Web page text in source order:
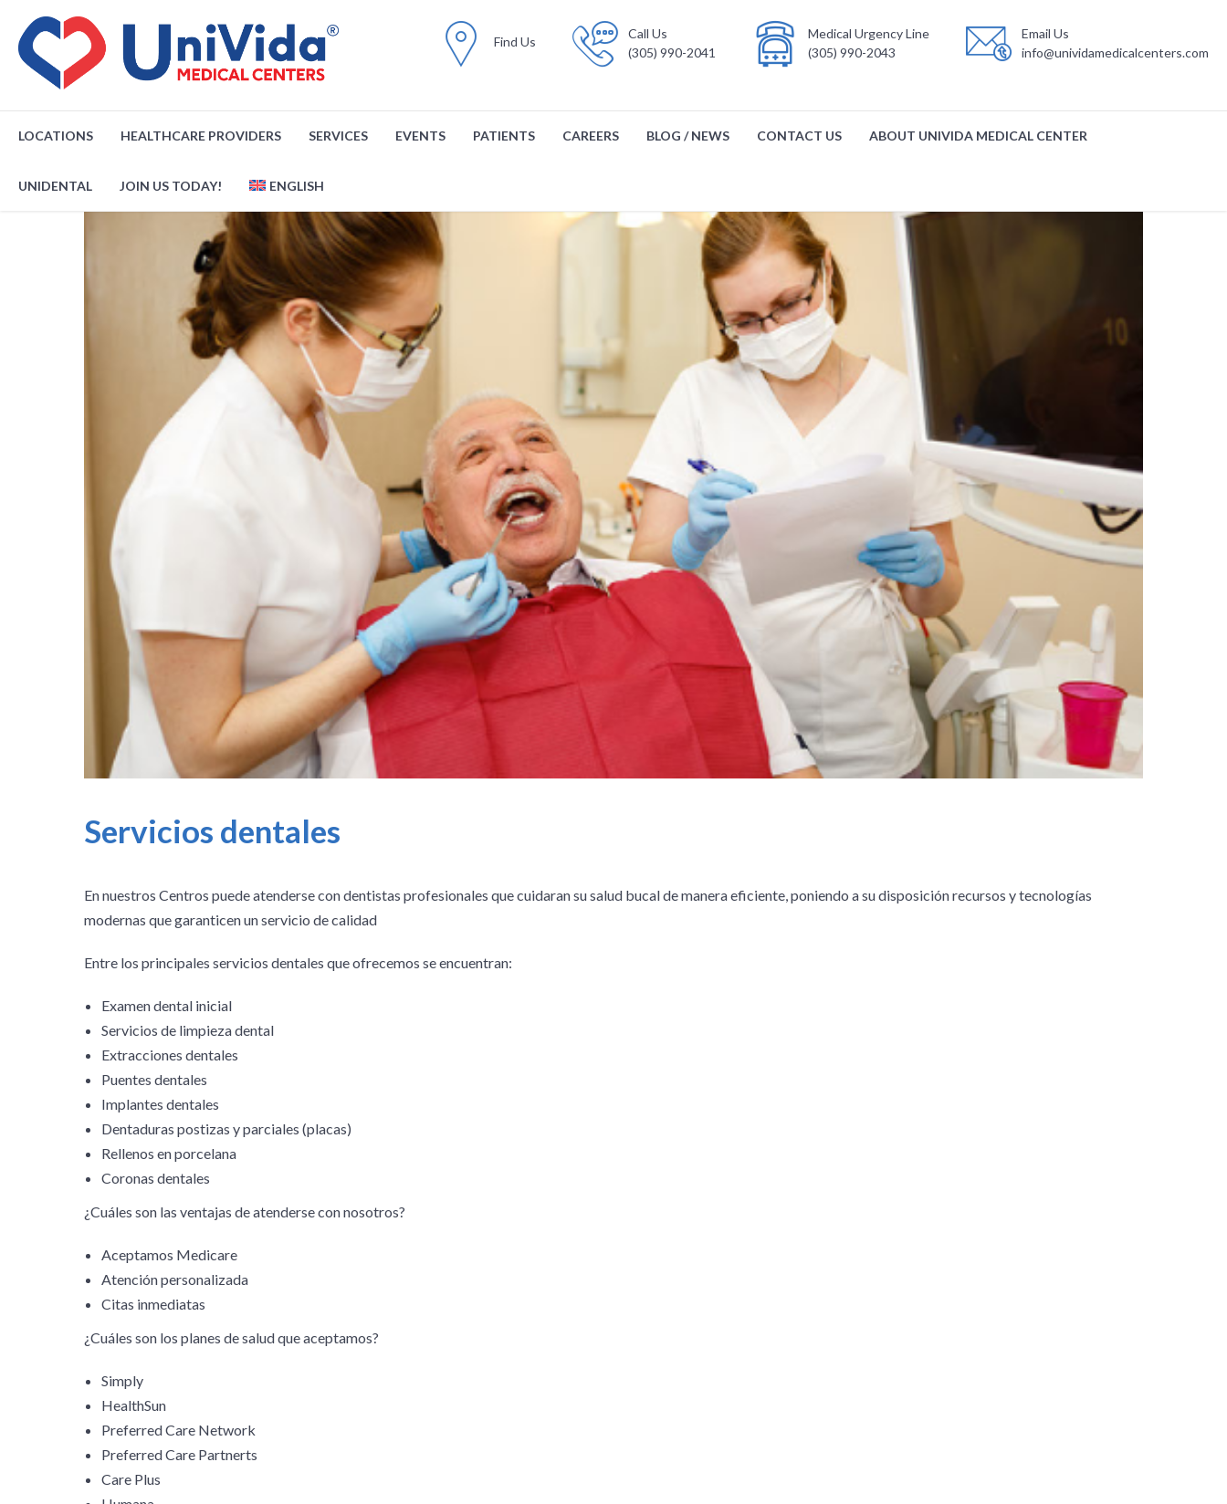
Find Us
Call Us
(305) 990-2041
Medical Urgency Line
(305) 990-2043
Email Us
info@unividamedicalcenters.com
LOCATIONS HEALTHCARE PROVIDERS SERVICES EVENTS PATIENTS CAREERS BLOG / NEWS CONTACT US ABOUT UNIVIDA MEDICAL CENTER
UNIDENTAL JOIN US TODAY! ENGLISH
Servicios dentales
En nuestros Centros puede atenderse con dentistas profesionales que cuidaran su salud bucal de manera eficiente, poniendo a su disposición recursos y tecnologías
modernas que garanticen un servicio de calidad
Entre los principales servicios dentales que ofrecemos se encuentran:
Examen dental inicial
Servicios de limpieza dental
Extracciones dentales
Puentes dentales
Implantes dentales
Dentaduras postizas y parciales (placas)
Rellenos en porcelana
Coronas dentales
¿Cuáles son las ventajas de atenderse con nosotros?
Aceptamos Medicare
Atención personalizada
Citas inmediatas
¿Cuáles son los planes de salud que aceptamos?
Simply
HealthSun
Preferred Care Network
Preferred Care Partnerts
Care Plus